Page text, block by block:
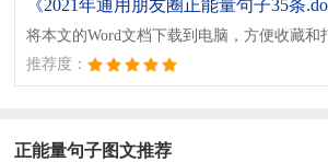
《2021年通用朋友圈正能量句子35条
将本文的Word文档下载到电脑，方便收藏和
推荐度：
正能量句子图文推荐